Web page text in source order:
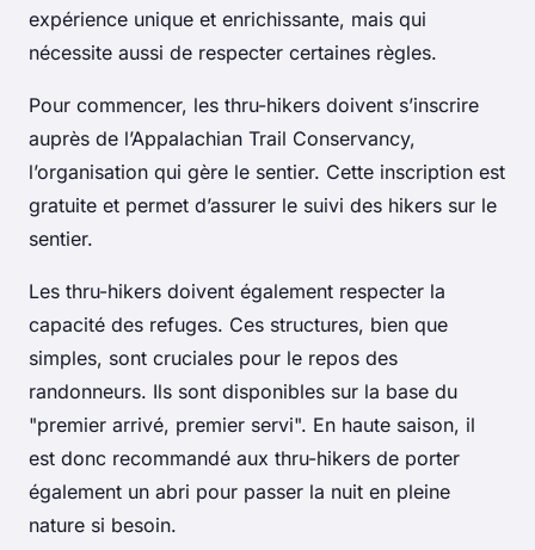
expérience unique et enrichissante, mais qui
nécessite aussi de respecter certaines règles.
Pour commencer, les thru-hikers doivent s’inscrire
auprès de l’Appalachian Trail Conservancy,
l’organisation qui gère le sentier. Cette inscription est
gratuite et permet d’assurer le suivi des hikers sur le
sentier.
Les thru-hikers doivent également respecter la
capacité des refuges. Ces structures, bien que
simples, sont cruciales pour le repos des
randonneurs. Ils sont disponibles sur la base du
"premier arrivé, premier servi". En haute saison, il
est donc recommandé aux thru-hikers de porter
également un abri pour passer la nuit en pleine
nature si besoin.